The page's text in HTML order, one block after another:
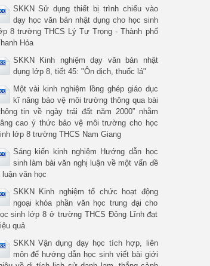
SKKN Sử dụng thiết bị trình chiếu vào
dạy học văn bản nhật dụng cho học sinh
8 trường THCS Lý Tự Trọng - Thành phố
Hóa
SKKN Kinh nghiệm dạy văn bản nhật
dụng lớp 8, tiết 45: "Ôn dịch, thuốc lá"
Một vài kinh nghiệm lồng ghép giáo dục
kĩ năng bảo vệ môi trường thông qua bài
tin về ngày trái đất năm 2000” nhằm
cao ý thức bảo vệ môi trường cho học
lớp 8 trường THCS Nam Giang
Sáng kiến kinh nghiệm Hướng dẫn học
sinh làm bài văn nghị luận về một vấn đề
luận văn học
SKKN Kinh nghiệm tổ chức hoạt động
ngoại khóa phần văn học trung đại cho
sinh lớp 8 ở trường THCS Đông Lĩnh đạt
quả
SKKN Vận dụng dạy học tích hợp, liên
môn để hướng dẫn học sinh viết bài giới